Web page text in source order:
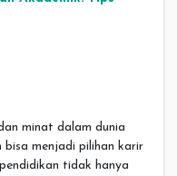
minat dalam dunia
bisa menjadi pilihan karir
tidak hanya